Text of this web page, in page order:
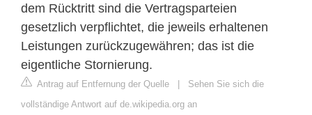
dem Rücktritt sind die Vertragsparteien
gesetzlich verpflichtet, die jeweils erhaltenen
Leistungen zurückzugewähren; das ist die
eigentliche Stornierung.
Antrag auf Entfernung der Quelle | Sehen Sie sich die
vollständige Antwort auf de.wikipedia.org an